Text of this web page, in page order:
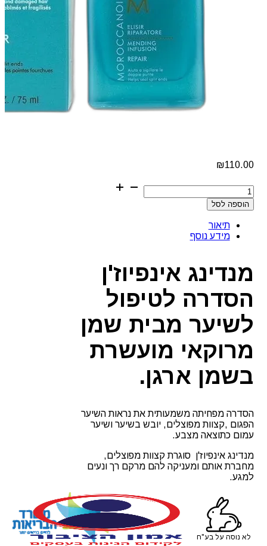
₪110.00
כמות
של
מנדינג
שמן
מרוקאי
הוספה לסל
תיאור
מידע נוסף
מנדינג אינפיוז'ן
הסדרה לטיפול
לשיער מבית שמן
מרוקאי מועשרת
בשמן ארגן.
הסדרה מפחיתה משמעותית את נראות השיער
הפגום ,קצוות מפוצלים, יובש בשיער ושיער
עמום כתוצאה מצבע.
מנדינג אינפיוז'ן סוגרת קצוות מפוצלים,
מחברת אותם ומעניקה להם מרקם רך ונעים
למגע.
לא נוסה על בע"ח